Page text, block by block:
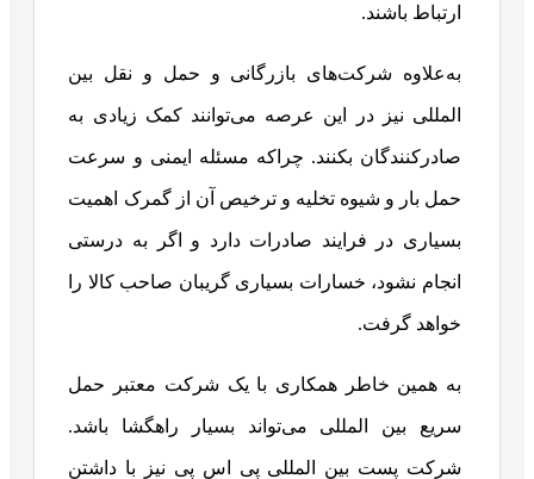
ارتباط باشند.
به‌علاوه شرکت‌های بازرگانی و حمل و نقل بین
المللی نیز در این عرصه می‌توانند کمک زیادی به
صادرکنندگان بکنند. چراکه مسئله ایمنی و سرعت
حمل بار و شیوه تخلیه و ترخیص آن از گمرک اهمیت
بسیاری در فرایند صادرات دارد و اگر به درستی
انجام نشود، خسارات بسیاری گریبان صاحب کالا را
خواهد گرفت.
به همین خاطر همکاری با یک شرکت معتبر حمل
سریع بین المللی می‌تواند بسیار راهگشا باشد.
شرکت پست بین المللی پی اس پی نیز با داشتن